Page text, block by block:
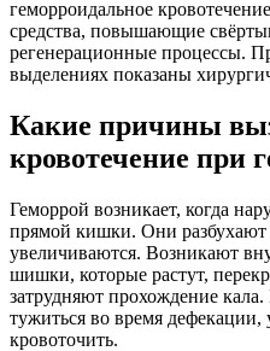
геморроидальное
средства, повышающие
регенерационные процессы.
выделениях показаны
Какие причины
кровотечение при
Геморрой возникает, когда
прямой кишки. Они разбухают
увеличиваются. Возникают
шишки, которые растут,
затрудняют прохождение
тужиться во время
кровоточить.